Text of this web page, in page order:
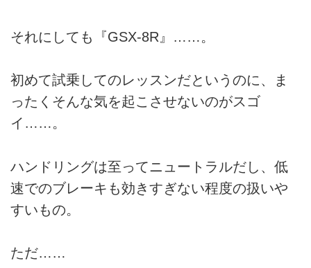
それにしても『GSX-8R』……。
初めて試乗してのレッスンだというのに、ま
ったくそんな気を起こさせないのがスゴ
イ……。
ハンドリングは至ってニュートラルだし、低
速でのブレーキも効きすぎない程度の扱いや
すいもの。
ただ……